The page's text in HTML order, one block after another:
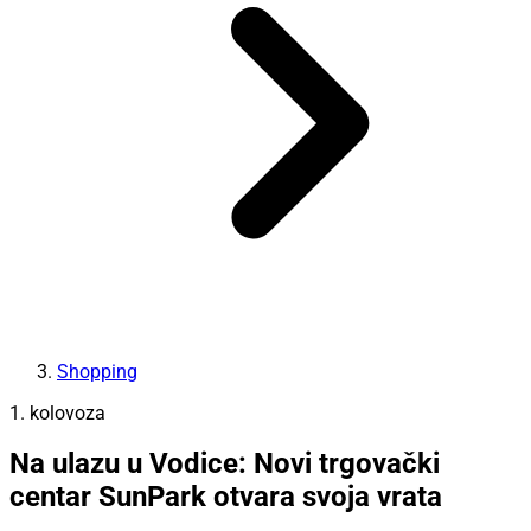
Shopping
1. kolovoza
Na ulazu u Vodice: Novi trgovački
centar SunPark otvara svoja vrata